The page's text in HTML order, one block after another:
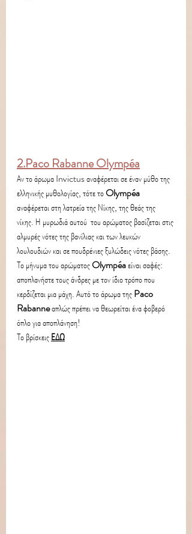
2.Paco Rabanne Olympéa
Αν το άρωμα Invictus αναφέρεται σε έναν μύθο της
ελληνικής μυθολογίας, τότε το Olympéa
αναφέρεται στη λατρεία της Νίκης, της θεάς της
νίκης. Η μυρωδιά αυτού  του αρώματος βασίζεται στις
αλμυρές νότες της βανίλιας και των λευκών
λουλουδιών και σε πουδρένιες ξυλώδεις νότες βάσης.
Το μήνυμα του αρώματος Olympéa είναι σαφές:
αποπλανήστε τους άνδρες με τον ίδιο τρόπο που
κερδίζεται μια μάχη. Αυτό το άρωμα της Paco
Rabanne απλώς πρέπει να θεωρείται ένα φοβερό
όπλο για αποπλάνηση!
Το βρίσκεις ΕΔΩ